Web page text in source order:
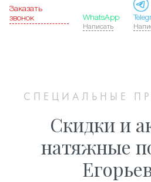
Заказать
звонок
WhatsApp
Написать
СПЕЦИАЛЬНЫЕ
Скидки и
натяжные